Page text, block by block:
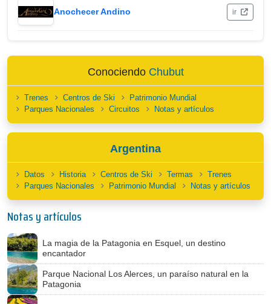
Anochecer Andino ir
Conociendo Chubut
Trenes Centros de Ski
Patrimonio Mundial
Parques Nacionales
Circuitos Notas y artículos
Argentina
Datos Historia Centros de Ski Termas
Trenes
Parques Nacionales
Patrimonio Mundial Notas y artículos
Notas y artículos
La magia de la Patagonia en Esquel, un destino
encantador
Parque Nacional Los Alerces, un paraíso natural en la
Patagonia